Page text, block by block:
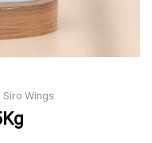
Siro Wings